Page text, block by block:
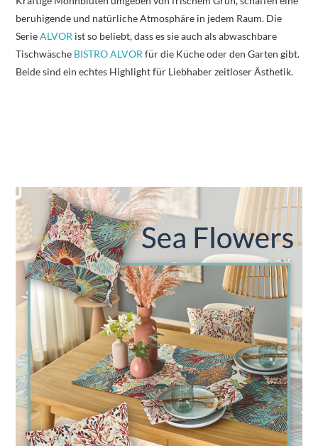
beruhigende und natürliche Atmosphäre in jedem Raum. Die
SerieALVOR ist so beliebt, dass es sie auch als abwaschbare
Tischwäsche BISTRO ALVORfür die Küche oder den Garten gibt.
Beide sind ein echtes Highlight für Liebhaber zeitloser Ästhetik.